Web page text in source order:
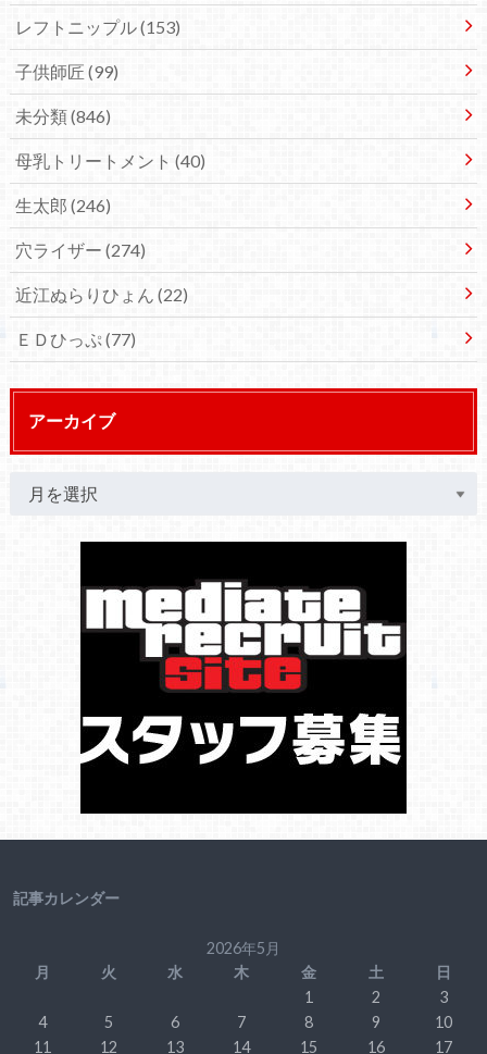
レフトニップル(153)
子供師匠 (99)
未分類(846)
母乳トリートメント (40)
生太郎 (246)
穴ライザー (274)
近江ぬらりひょん (22)
ＥＤひっぷ(77)
アーカイブ
記事カレンダー
2026年5月
月
火 水 木 金 土
日
1
2
3
4
5 6 7 8 9
10
11
12 13 14 15 16 17